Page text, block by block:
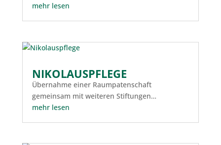
mehr lesen
NIKOLAUSPFLEGE
Übernahme einer Raumpatenschaft
gemeinsam mit weiteren Stiftungen…
mehr lesen